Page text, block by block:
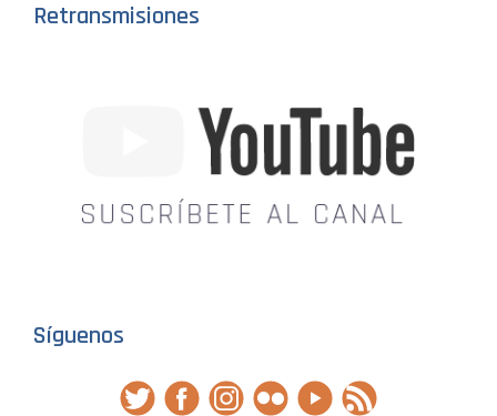
Retransmisiones
Síguenos